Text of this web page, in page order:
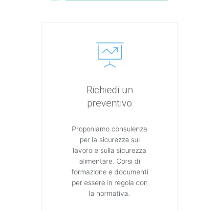
Richiedi un
preventivo
Proponiamo consulenza
per la sicurezza sul
lavoro e sulla sicurezza
alimentare. Corsi di
formazione e documenti
per essere in regola con
la normativa.